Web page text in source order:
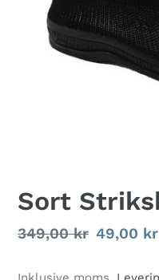
Sort
Normalpris
349,00 kr 49,00 kr